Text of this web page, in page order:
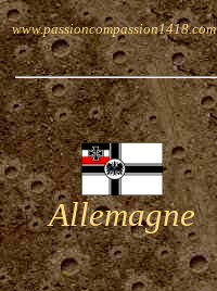
www.passioncompassion1418.com
Allemagne